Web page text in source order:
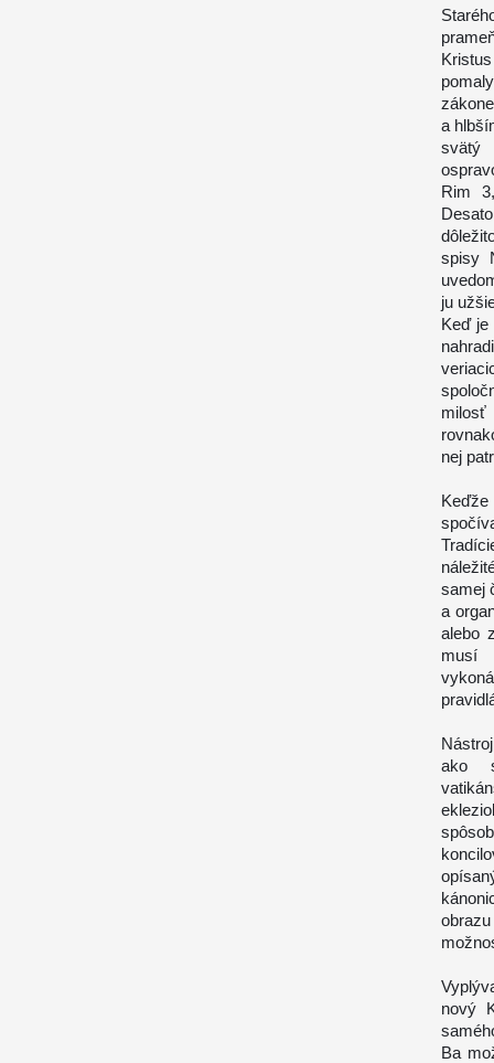
a
svätý
Rim
spisy
ju
Keď je
milosť
nej
samej
a
alebo
musí
ako
nový
Ba